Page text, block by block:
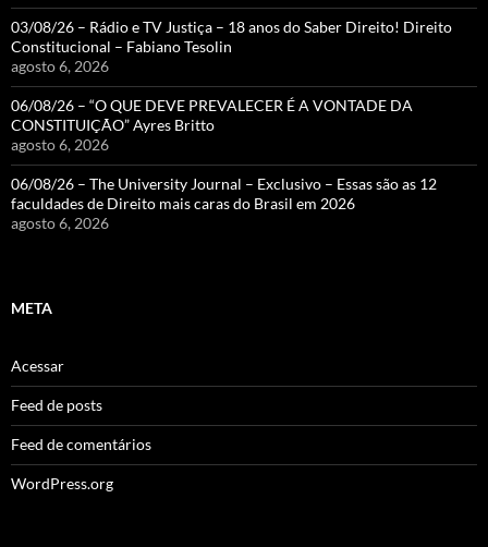
03/08/26 – Rádio e TV Justiça – 18 anos do Saber Direito! Direito
Constitucional – Fabiano Tesolin
agosto 6, 2026
06/08/26 – “O QUE DEVE PREVALECER É A VONTADE DA
CONSTITUIÇÃO” Ayres Britto
agosto 6, 2026
06/08/26 – The University Journal – Exclusivo – Essas são as 12
faculdades de Direito mais caras do Brasil em 2026
agosto 6, 2026
META
Acessar
Feed de posts
Feed de comentários
WordPress.org